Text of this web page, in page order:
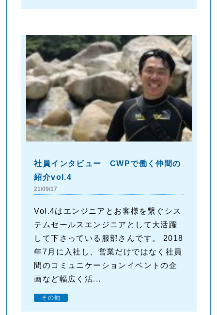
社員インタビュー CWPで働く仲間の
紹介vol.4
21/09/17
Vol.4はエンジニアとお客様を繋ぐシス
テムセールスエンジニアとして大活躍
して下さっている服部さんです。 2018
年7月に入社し、営業だけではなく社員
間のコミュニケーションイベントの企
画など幅広く活...
その他